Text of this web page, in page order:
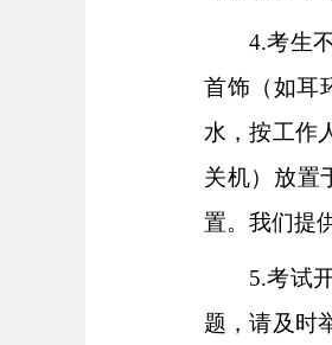
4.考生
首饰（如耳
水，按工作
关机）放置
置。我们提
5.考试
题，请及时